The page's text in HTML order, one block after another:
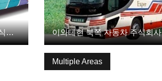
미나미산리쿠 관광버스 주식회사
Multiple Areas
이와테현 북쪽 자동차 주식회사